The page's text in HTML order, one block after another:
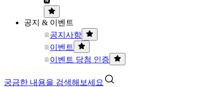
공지 & 이벤트
공지사항
이벤트
이벤트 당첨 인증
궁금한 내용을 검색해보세요